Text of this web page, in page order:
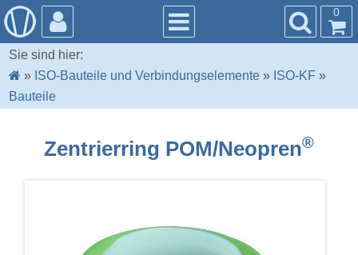
0
Sie sind hier:
» ISO-Bauteile und Verbindungselemente » ISO-KF »
Bauteile
Zentrierring POM/Neopren®